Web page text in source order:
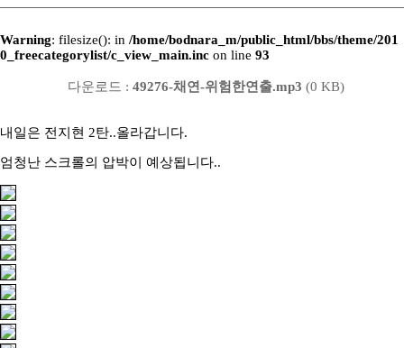
Warning: filesize(): in /home/bodnara_m/public_html/bbs/theme/201
0_freecategorylist/c_view_main.inc on line 93
다운로드 : 49276-채연-위험한연출.mp3 (0 KB)
내일은 전지현 2탄..올라갑니다.
엄청난 스크롤의 압박이 예상됩니다..